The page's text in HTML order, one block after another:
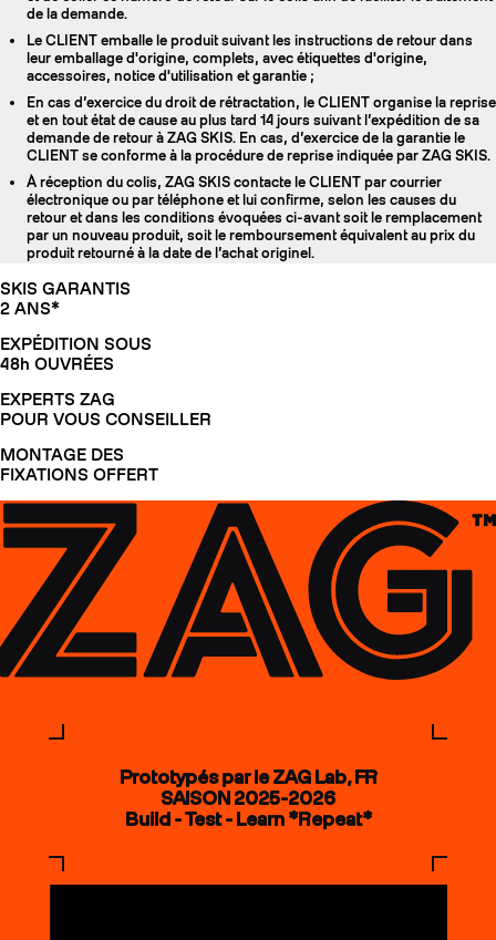
de la demande.
Le CLIENT emballe le produit suivant les instructions de retour dans
leur emballage d'origine, complets, avec étiquettes d'origine,
accessoires, notice d'utilisation et garantie ;
En cas d’exercice du droit de rétractation, le CLIENT organise la reprise
et en tout état de cause au plus tard 14 jours suivant l’expédition de sa
demande de retour à ZAG SKIS. En cas, d’exercice de la garantie le
CLIENT se conforme à la procédure de reprise indiquée par ZAG SKIS.
À réception du colis, ZAG SKIS contacte le CLIENT par courrier
électronique ou par téléphone et lui confirme, selon les causes du
retour et dans les conditions évoquées ci-avant soit le remplacement
par un nouveau produit, soit le remboursement équivalent au prix du
produit retourné à la date de l’achat originel.
SKIS GARANTIS
2 ANS*
EXPÉDITION SOUS
48h OUVRÉES
EXPERTS ZAG
POUR VOUS CONSEILLER
MONTAGE DES
FIXATIONS OFFERT
Prototypés par le ZAG Lab, FR
SAISON 2025-2026
Build - Test - Learn *Repeat*